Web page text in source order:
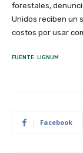
forestales,
Unidos reciben un
costos por usar
FUENTE: LIGNUM
Facebook